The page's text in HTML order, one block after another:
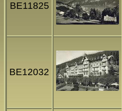
BE11825
BE12032